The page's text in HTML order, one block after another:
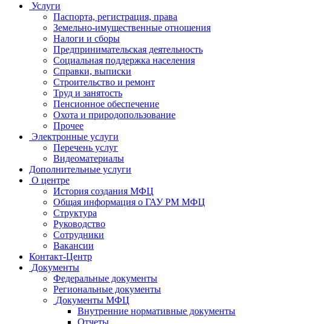
Услуги
Паспорта, регистрация, права
Земельно-имущественные отношения
Налоги и сборы
Предпринимательская деятельность
Социальная поддержка населения
Справки, выписки
Строительство и ремонт
Труд и занятость
Пенсионное обеспечение
Охота и природопользование
Прочее
Электронные услуги
Перечень услуг
Видеоматериалы
Дополнительные услуги
О центре
История создания МФЦ
Общая информация о ГАУ РМ МФЦ
Структура
Руководство
Сотрудники
Вакансии
Контакт-Центр
Документы
Федеральные документы
Региональные документы
Документы МФЦ
Внутренние нормативные документы